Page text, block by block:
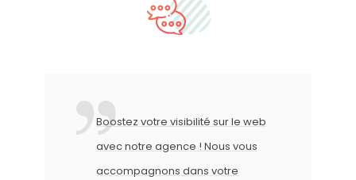
Site vitrine, site ecommerce,
développement sur mesure,
applications mobiles, discutions de